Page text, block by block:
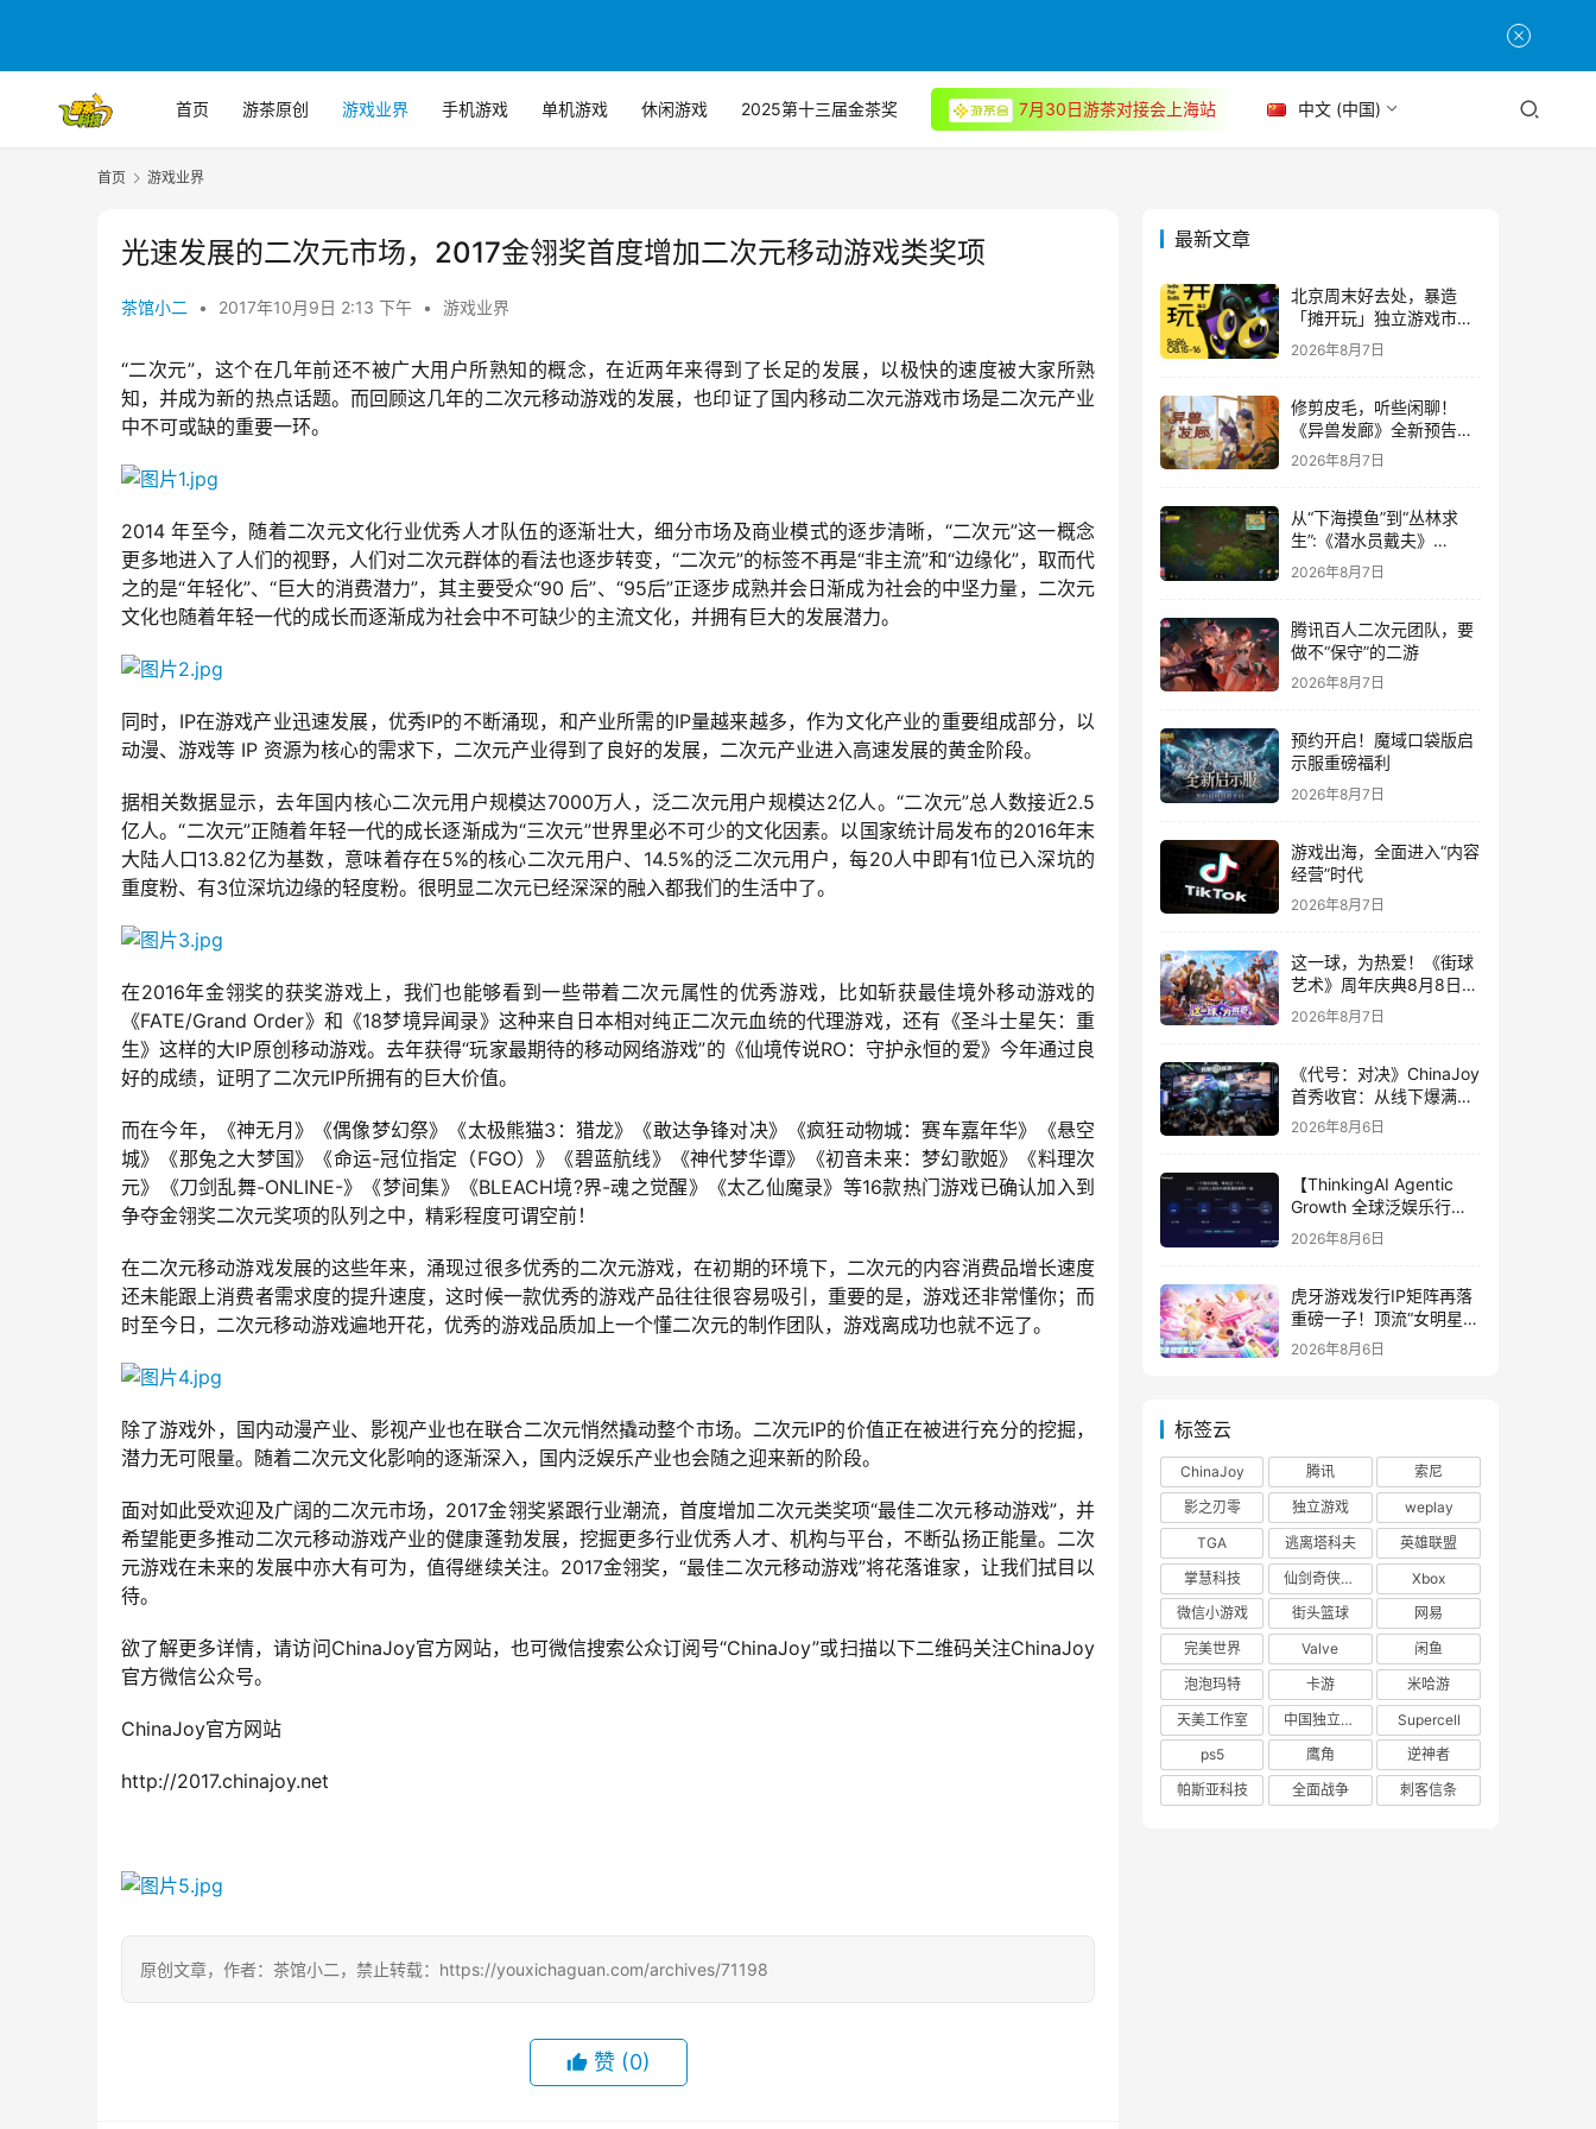
首页 游茶原创 游戏业界 手机游戏 单机游戏 休闲游戏 2025第十三届金茶奖 7月30日游茶对接会上海站 中文 (中国)
首页 游戏业界
光速发展的二次元市场，2017金翎奖首度增加二次元移动游戏类奖项
茶馆小二 • 2017年10月9日 2:13 下午 • 游戏业界
“二次元”，这个在几年前还不被广大用户所熟知的概念，在近两年来得到了长足的发展，以极快的速度被大家所熟
知，并成为新的热点话题。而回顾这几年的二次元移动游戏的发展，也印证了国内移动二次元游戏市场是二次元产业
中不可或缺的重要一环。
2014 年至今，随着二次元文化行业优秀人才队伍的逐渐壮大，细分市场及商业模式的逐步清晰，“二次元”这一概念
更多地进入了人们的视野，人们对二次元群体的看法也逐步转变，“二次元”的标签不再是“非主流”和“边缘化”，取而代
之的是“年轻化”、“巨大的消费潜力”，其主要受众“90 后”、“95后”正逐步成熟并会日渐成为社会的中坚力量，二次元
文化也随着年轻一代的成长而逐渐成为社会中不可缺少的主流文化，并拥有巨大的发展潜力。
同时，IP在游戏产业迅速发展，优秀IP的不断涌现，和产业所需的IP量越来越多，作为文化产业的重要组成部分，以
动漫、游戏等 IP 资源为核心的需求下，二次元产业得到了良好的发展，二次元产业进入高速发展的黄金阶段。
据相关数据显示，去年国内核心二次元用户规模达7000万人，泛二次元用户规模达2亿人。“二次元”总人数接近2.5
亿人。“二次元”正随着年轻一代的成长逐渐成为“三次元”世界里必不可少的文化因素。以国家统计局发布的2016年末
大陆人口13.82亿为基数，意味着存在5%的核心二次元用户、14.5%的泛二次元用户，每20人中即有1位已入深坑的
重度粉、有3位深坑边缘的轻度粉。很明显二次元已经深深的融入都我们的生活中了。
在2016年金翎奖的获奖游戏上，我们也能够看到一些带着二次元属性的优秀游戏，比如斩获最佳境外移动游戏的
《FATE/Grand Order》和《18梦境异闻录》这种来自日本相对纯正二次元血统的代理游戏，还有《圣斗士星矢：重
生》这样的大IP原创移动游戏。去年获得“玩家最期待的移动网络游戏”的《仙境传说RO：守护永恒的爱》今年通过良
好的成绩，证明了二次元IP所拥有的巨大价值。
而在今年，《神无月》《偶像梦幻祭》《太极熊猫3：猎龙》《敢达争锋对决》《疯狂动物城：赛车嘉年华》《悬空
城》《那兔之大梦国》《命运-冠位指定（FGO）》《碧蓝航线》《神代梦华谭》《初音未来：梦幻歌姬》《料理次
元》《刀剑乱舞-ONLINE-》《梦间集》《BLEACH境?界-魂之觉醒》《太乙仙魔录》等16款热门游戏已确认加入到
争夺金翎奖二次元奖项的队列之中，精彩程度可谓空前！
在二次元移动游戏发展的这些年来，涌现过很多优秀的二次元游戏，在初期的环境下，二次元的内容消费品增长速度
还未能跟上消费者需求度的提升速度，这时候一款优秀的游戏产品往往很容易吸引，重要的是，游戏还非常懂你；而
时至今日，二次元移动游戏遍地开花，优秀的游戏品质加上一个懂二次元的制作团队，游戏离成功也就不远了。
除了游戏外，国内动漫产业、影视产业也在联合二次元悄然撬动整个市场。二次元IP的价值正在被进行充分的挖掘，
潜力无可限量。随着二次元文化影响的逐渐深入，国内泛娱乐产业也会随之迎来新的阶段。
面对如此受欢迎及广阔的二次元市场，2017金翎奖紧跟行业潮流，首度增加二次元类奖项“最佳二次元移动游戏”，并
希望能更多推动二次元移动游戏产业的健康蓬勃发展，挖掘更多行业优秀人才、机构与平台，不断弘扬正能量。二次
元游戏在未来的发展中亦大有可为，值得继续关注。2017金翎奖，“最佳二次元移动游戏”将花落谁家，让我们拭目以
待。
欲了解更多详情，请访问ChinaJoy官方网站，也可微信搜索公众订阅号“ChinaJoy”或扫描以下二维码关注ChinaJoy
官方微信公众号。
ChinaJoy官方网站
http://2017.chinajoy.net
原创文章，作者：茶馆小二，禁止转载：https://youxichaguan.com/archives/71198
赞 (0)
最新文章
北京周末好去处，暴造
「摊开玩」独立游戏市集
正式开票！
2026年8月7日
修剪皮毛，听些闲聊！
《异兽发廊》全新预告与
Steam免费试玩公开
2026年8月7日
从“下海摸鱼”到“丛林求
生”:《潜水员戴夫》
DLC《丛林》移动端定档
8月14日
2026年8月7日
腾讯百人二次元团队，要
做不“保守”的二游
2026年8月7日
预约开启！魔域口袋版启
示服重磅福利
2026年8月7日
游戏出海，全面进入“内容
经营”时代
2026年8月7日
这一球，为热爱！《街球
艺术》周年庆典8月8日正
式上线，多重福利与全新
内容同步开启
2026年8月7日
《代号：对决》ChinaJoy
首秀收官：从线下爆满看
见玩家的真实期待
2026年8月6日
【ThinkingAI Agentic
Growth 全球泛娱乐行业
峰会】Agent 时代，人到
底负责什么
2026年8月6日
虎牙游戏发行IP矩阵再落
重磅一子！顶流“女明星”
ZANMANG LOOPY 正版
2026年8月6日
标签云
ChinaJoy 腾讯
索尼
影之刃零
独立游戏
weplay
TGA
逃离塔科夫
英雄联盟
掌慧科技
仙剑奇侠传四
Xbox
微信小游戏
街头篮球
网易
完美世界
Valve
闲鱼
泡泡玛特
卡游
米哈游
天美工作室
中国独立游戏联盟
Supercell
ps5
鹰角
逆神者
帕斯亚科技
全面战争 刺客信条